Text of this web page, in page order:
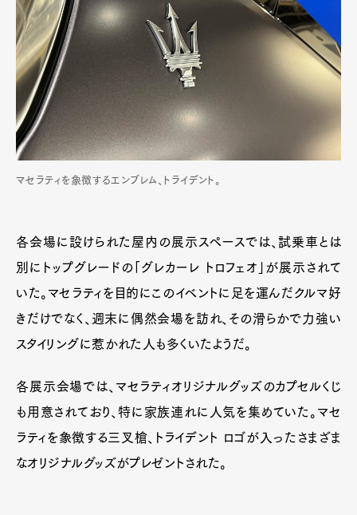
マセラティを象徴するエンブレム、トライデント。
各会場に設けられた屋内の展示スペースでは、試乗車とは
別にトップグレードの「グレカーレ トロフェオ」が展示されて
いた。マセラティを目的にこのイベントに足を運んだクルマ好
きだけでなく、週末に偶然会場を訪れ、その滑らかで力強い
スタイリングに惹かれた人も多くいたようだ。
各展示会場では、マセラティオリジナルグッズのカプセルくじ
も用意されており、特に家族連れに人気を集めていた。マセ
ラティを象徴する三叉槍、トライデント ロゴが入ったさまざま
なオリジナルグッズがプレゼントされた。